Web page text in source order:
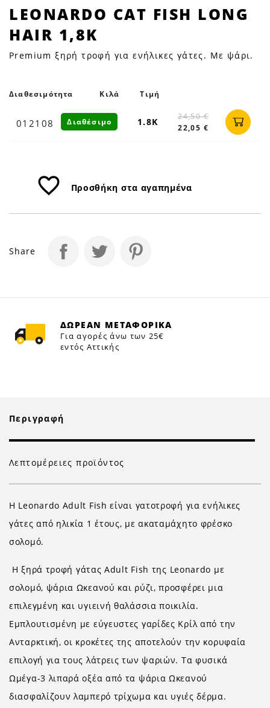
LEONARDO
CAT
FISH
LONG
|
LEONARDO CAT FISH LONG
HAIR 1,8Κ
Premium ξηρή τροφή για ενήλικες γάτες. Με ψάρι.
Διαθεσιμότητα Κιλά Τιμή
012108 1.8Κ
24,50 €
22,05 €
Διαθέσιμο
favorite_border Προσθήκη στα αγαπημένα
Share
ΔΩΡΕΑΝ ΜΕΤΑΦΟΡΙΚΑ
Για αγορές άνω των 25€
εντός Αττικής
Περιγραφή
Λεπτομέρειες προϊόντος
Η Leonardo Adult Fish είναι γατοτροφή για ενήλικες
γάτες από ηλικία 1 έτους, με ακαταμάχητο φρέσκο
σολομό.
Η ξηρά τροφή γάτας Adult Fish της Leonardo με
σολομό, ψάρια Ωκεανού και ρύζι, προσφέρει μια
επιλεγμένη και υγιεινή θαλάσσια ποικιλία.
Εμπλουτισμένη με εύγευστες γαρίδες Κρίλ από την
Ανταρκτική, οι κροκέτες της αποτελούν την κορυφαία
επιλογή για τους λάτρεις των ψαριών. Τα φυσικά
Ωμέγα-3 λιπαρά οξέα από τα ψάρια Ωκεανού
διασφαλίζουν λαμπερό τρίχωμα και υγιές δέρμα.